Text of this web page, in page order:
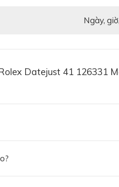
Ngày,
Datejust 41 126331